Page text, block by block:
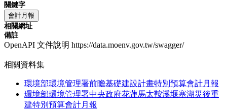
關鍵字
會計月報
相關網址
備註
OpenAPI 文件說明 https://data.moenv.gov.tw/swagger/
相關資料集
環境部環境管理署前瞻基礎建設計畫特別預算會計月報
環境部環境管理署中央政府花蓮馬太鞍溪堰塞湖災後重
建特別預算會計月報